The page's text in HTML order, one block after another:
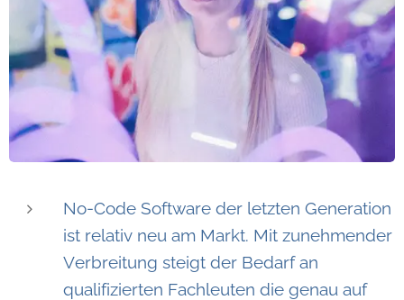
No-Code Software der letzten Generation
ist relativ neu am Markt. Mit zunehmender
Verbreitung steigt der Bedarf an
qualifizierten Fachleuten die genau auf